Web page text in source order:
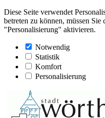
Diese Seite verwendet
betreten zu können, müssen Sie
"Personalisierung" aktivieren.
Notwendig
Statistik
Komfort
Personalisierung